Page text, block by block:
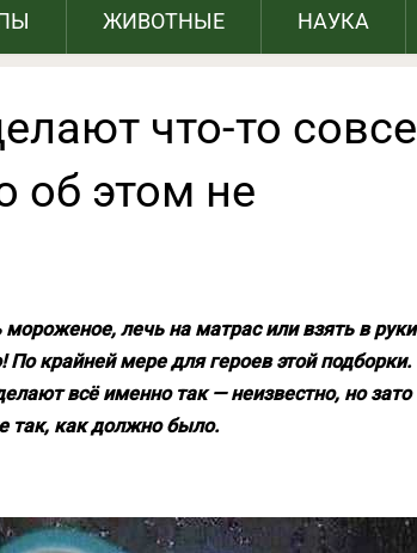
ЖИВОТНЫЕ НАУКА
что-то
об этом не
лечь на матрас или взять в руки
крайней мере для героев этой подборки.
всё именно так — неизвестно, но зато
так, как должно было.